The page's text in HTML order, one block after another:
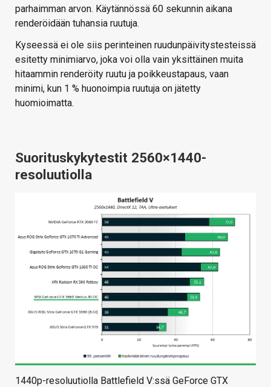
parhaimman arvon. Käytännössä 60 sekunnin aikana
renderöidään tuhansia ruutuja.
Kyseessä ei ole siis perinteinen ruudunpäivitystesteissä
esitetty minimiarvo, joka voi olla vain yksittäinen muita
hitaammin renderöity ruutu ja poikkeustapaus, vaan
minimi, kun 1 % huonoimpia ruutuja on jätetty
huomioimatta.
Suorituskykytestit 2560×1440-
resoluutiolla
1440p-resoluutiolla Battlefield V:ssä GeForce GTX